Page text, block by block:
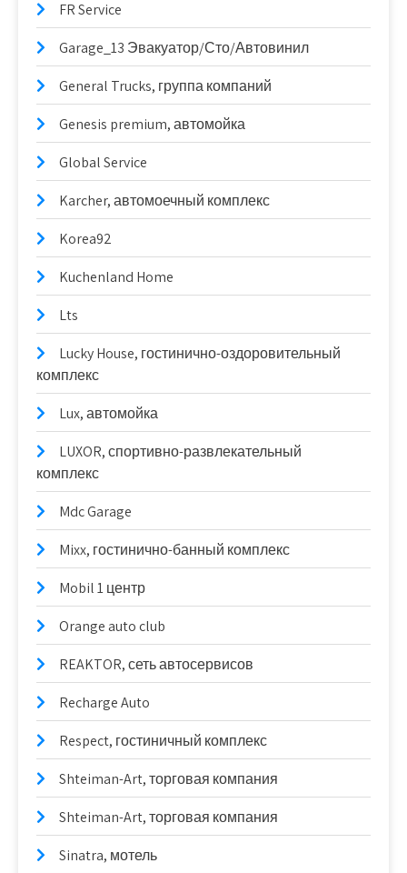
FR Service
Garage_13 Эвакуатор/Сто/Автовинил
General Trucks, группа компаний
Genesis premium, автомойка
Global Service
Karcher, автомоечный комплекс
Korea92
Kuchenland Home
Lts
Lucky House, гостинично-оздоровительный
комплекс
Lux, автомойка
LUXOR, спортивно-развлекательный
комплекс
Mdc Garage
Mixx, гостинично-банный комплекс
Mobil 1 центр
Orange auto club
REAKTOR, сеть автосервисов
Recharge Auto
Respect, гостиничный комплекс
Shteiman-Art, торговая компания
Shteiman-Art, торговая компания
Sinatra, мотель